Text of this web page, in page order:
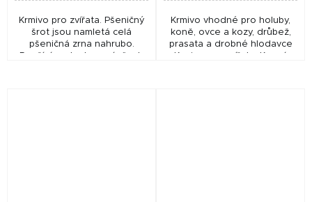
Krmivo pro zvířata. Pšeničný
šrot jsou namletá celá
pšeničná zrna nahrubo.
Krmivo vhodné pro holuby,
koně, ovce a kozy, drůbež,
prasata a drobné hlodavce